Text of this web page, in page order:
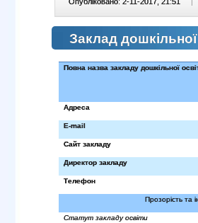
Заклад
Повна назва закладу дошкільної
Адреса
E-mail
Сайт закладу
Директор закладу
Телефон
Прозорість та
Статут закладу освіти